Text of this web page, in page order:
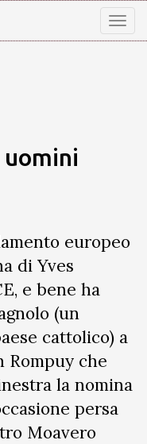
uomini
europeo
di Yves
e bene ha
(un
cattolico) a
Rompuy che
la nomina
persa
Moavero